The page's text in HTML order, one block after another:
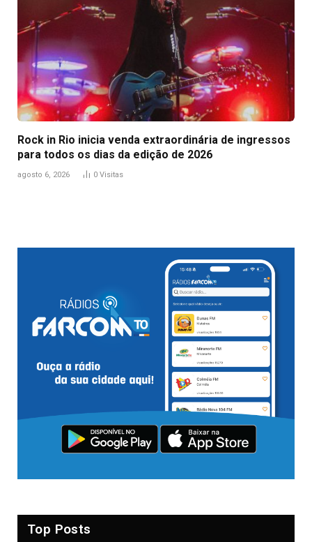
Rock in Rio inicia venda extraordinária de ingressos
para todos os dias da edição de 2026
agosto 6, 2026 0 Visitas
Top Posts